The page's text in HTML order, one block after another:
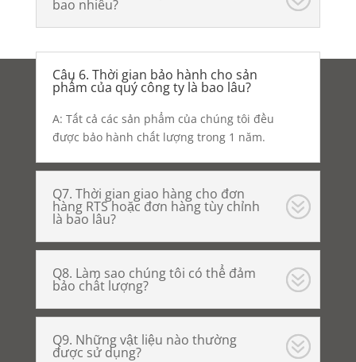
bao nhiêu?
Câu 6. Thời gian bảo hành cho sản
phẩm của quý công ty là bao lâu?
A: Tất cả các sản phẩm của chúng tôi đều
được bảo hành chất lượng trong 1 năm.
Q7. Thời gian giao hàng cho đơn
hàng RTS hoặc đơn hàng tùy chỉnh
là bao lâu?
Q8. Làm sao chúng tôi có thể đảm
bảo chất lượng?
Q9. Những vật liệu nào thường
được sử dụng?